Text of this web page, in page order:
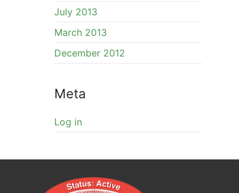
July 2013
March 2013
December 2012
Meta
Log in